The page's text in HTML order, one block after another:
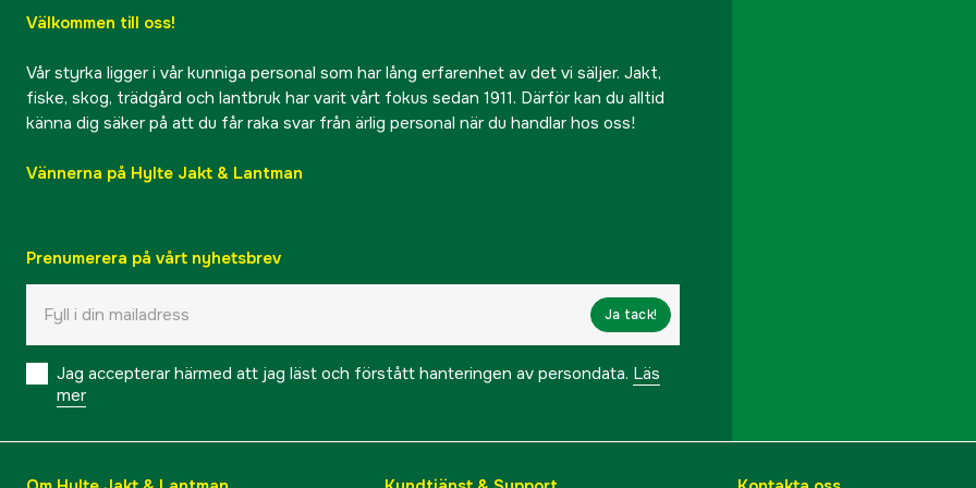
Välkommen till oss!
Vår styrka ligger i vår kunniga personal som har lång erfarenhet av det vi säljer. Jakt,
fiske, skog, trädgård och lantbruk har varit vårt fokus sedan 1911. Därför kan du alltid
känna dig säker på att du får raka svar från ärlig personal när du handlar hos oss!
Vännerna på Hylte Jakt & Lantman
Prenumerera på vårt nyhetsbrev
Ja tack!
Jag accepterar härmed att jag läst och förstått hanteringen av persondata. Läs
mer